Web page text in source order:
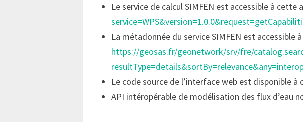
Le service de calcul SIMFEN est accessible à cette
La métadonnée du service SIMFEN est accessible
https://geosas.fr/geonetwork/srv/fre/
Le code source de l’interface web est disponible à
API intéropérable de modélisation des flux d’eau